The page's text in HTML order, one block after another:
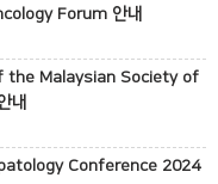
Forum 안내
the Malaysian Society of
내
Conference 2024